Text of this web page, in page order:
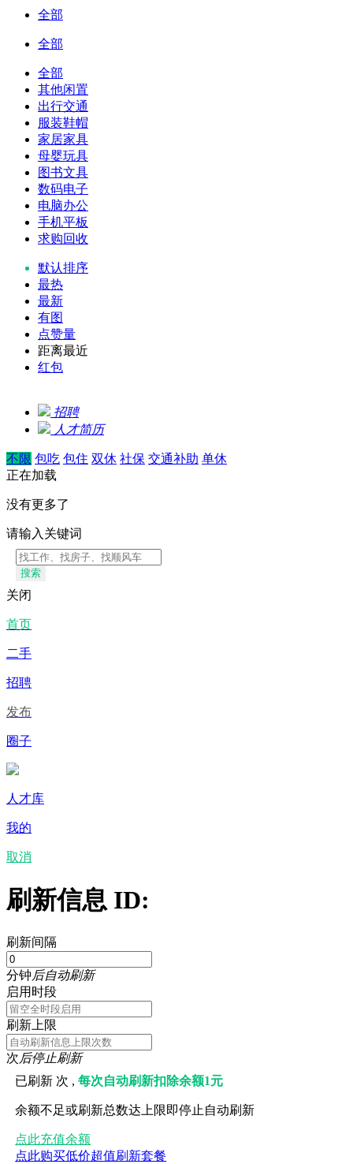
全部
全部
全部
其他闲置
出行交通
服装鞋帽
家居家具
母婴玩具
图书文具
数码电子
电脑办公
手机平板
求购回收
默认排序
最热
最新
有图
点赞量
距离最近
红包
招聘
人才简历
不限 包吃 包住 双休 社保 交通补助 单休
正在加载
没有更多了
请输入关键词
搜索
关闭
首页
二手
招聘
发布
圈子
人才库
我的
取消
刷新信息 ID:
刷新间隔
分钟后自动刷新
启用时段
刷新上限
次后停止刷新
已刷新 次 ,每次自动刷新扣除余额1元
余额不足或刷新总数达上限即停止自动刷新
点此充值余额
点此购买低价超值刷新套餐